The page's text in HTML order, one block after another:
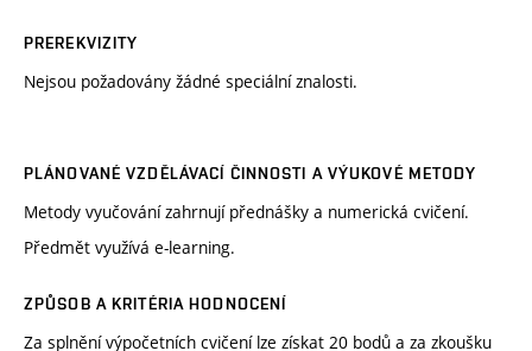
PREREKVIZITY
Nejsou požadovány žádné speciální znalosti.
PLÁNOVANÉ VZDĚLÁVACÍ ČINNOSTI A VÝUKOVÉ METODY
Metody vyučování zahrnují přednášky a numerická cvičení.
Předmět využívá e-learning.
ZPŮSOB A KRITÉRIA HODNOCENÍ
Za splnění výpočetních cvičení lze získat 20 bodů a za zkoušku